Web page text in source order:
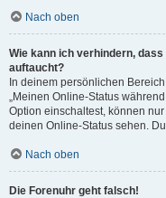
Nach oben
Wie kann ich verhindern,
auftaucht?
In deinem persönlichen
„Meinen Online-Status
Option einschaltest, können
deinen Online-Status sehen.
Nach oben
Die Forenuhr geht falsch!